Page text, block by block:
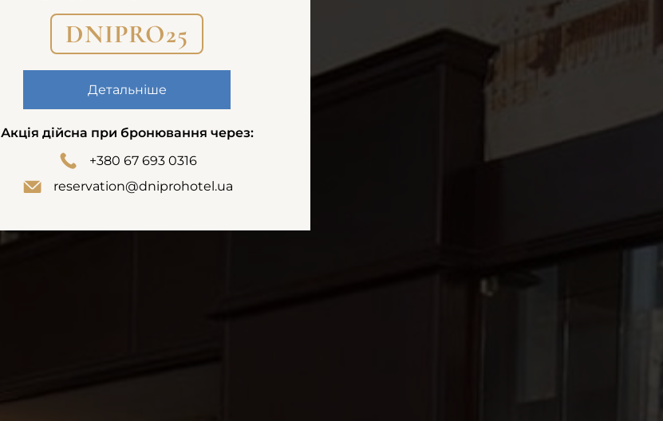
DNIPRO25
Детальніше
Акція дійсна при бронювання через:
+380 67 693 0316
reservation@dniprohotel.ua